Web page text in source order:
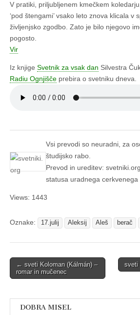
V pratiki, priljubljenem kmečkem
‘pod štengami’ vsako leto znova klicala v
življenjsko zgodbo. Zato je bilo njegovo
pogosto.
Vir
Iz knjige Svetnik za vsak dan Silvestra
Radiu Ognjišče prebira o svetniku dneva.
Vsi prevodi so neuradni, za
študijsko rabo.
Prevod in ureditev:
statusa uradnega cerkvenega
Views: 1443
Oznake: 17.julij Aleksij Aleš berač
Post
navigation
← sveti Koloman (Kálmán) –
romar in mučenec
sveti
DOBRA MISEL